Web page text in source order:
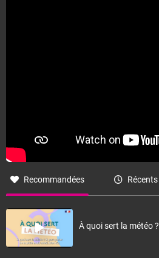
Recommandées Récents
À quoi sert la météo ?